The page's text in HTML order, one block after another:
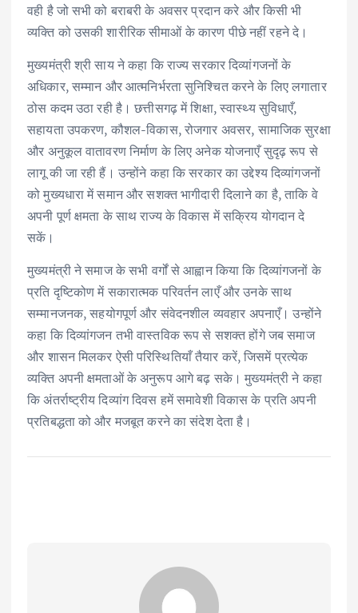
वही है जो सभी को बराबरी के अवसर प्रदान करे और किसी भी
व्यक्ति को उसकी शारीरिक सीमाओं के कारण पीछे नहीं रहने दे।
मुख्यमंत्री श्री साय ने कहा कि राज्य सरकार दिव्यांगजनों के
अधिकार, सम्मान और आत्मनिर्भरता सुनिश्चित करने के लिए लगातार
ठोस कदम उठा रही है। छत्तीसगढ़ में शिक्षा, स्वास्थ्य सुविधाएँ,
सहायता उपकरण, कौशल-विकास, रोजगार अवसर, सामाजिक सुरक्षा
और अनुकूल वातावरण निर्माण के लिए अनेक योजनाएँ सुदृढ़ रूप से
लागू की जा रही हैं। उन्होंने कहा कि सरकार का उद्देश्य दिव्यांगजनों
को मुख्यधारा में समान और सशक्त भागीदारी दिलाने का है, ताकि वे
अपनी पूर्ण क्षमता के साथ राज्य के विकास में सक्रिय योगदान दे
सकें।
मुख्यमंत्री ने समाज के सभी वर्गों से आह्वान किया कि दिव्यांगजनों के
प्रति दृष्टिकोण में सकारात्मक परिवर्तन लाएँ और उनके साथ
सम्मानजनक, सहयोगपूर्ण और संवेदनशील व्यवहार अपनाएँ। उन्होंने
कहा कि दिव्यांगजन तभी वास्तविक रूप से सशक्त होंगे जब समाज
और शासन मिलकर ऐसी परिस्थितियाँ तैयार करें, जिसमें प्रत्येक
व्यक्ति अपनी क्षमताओं के अनुरूप आगे बढ़ सके। मुख्यमंत्री ने कहा
कि अंतर्राष्ट्रीय दिव्यांग दिवस हमें समावेशी विकास के प्रति अपनी
प्रतिबद्धता को और मजबूत करने का संदेश देता है।